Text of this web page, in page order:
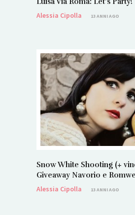
Alessia Cipolla
13 ANNI AGO
Snow White Shooting (+
Giveaway Navorio e
Alessia Cipolla
13 ANNI AGO